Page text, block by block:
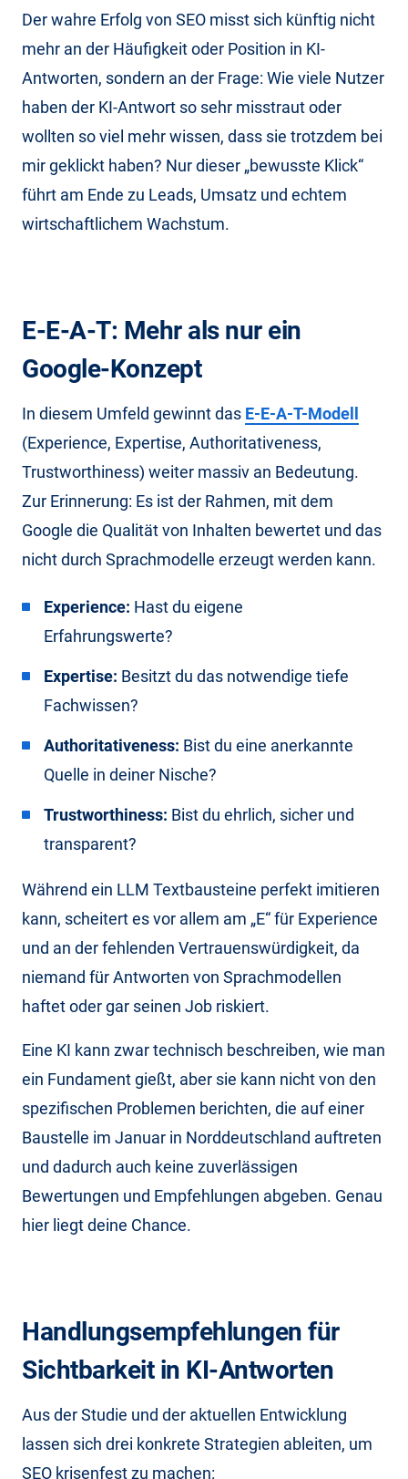
Der wahre Erfolg von SEO misst sich künftig nicht
mehr an der Häufigkeit oder Position in KI-
Antworten, sondern an der Frage: Wie viele Nutzer
haben der KI-Antwort so sehr misstraut oder
wollten so viel mehr wissen, dass sie trotzdem bei
mir geklickt haben? Nur dieser „bewusste Klick“
führt am Ende zu Leads, Umsatz und echtem
wirtschaftlichem Wachstum.
E-E-A-T: Mehr als nur ein
Google-Konzept
In diesem Umfeld gewinnt das E-E-A-T-Modell
(Experience, Expertise, Authoritativeness,
Trustworthiness) weiter massiv an Bedeutung.
Zur Erinnerung: Es ist der Rahmen, mit dem
Google die Qualität von Inhalten bewertet und das
nicht durch Sprachmodelle erzeugt werden kann.
Experience: Hast du eigene
Erfahrungswerte?
Expertise: Besitzt du das notwendige tiefe
Fachwissen?
Authoritativeness: Bist du eine anerkannte
Quelle in deiner Nische?
Trustworthiness: Bist du ehrlich, sicher und
transparent?
Während ein LLM Textbausteine perfekt imitieren
kann, scheitert es vor allem am „E“ für Experience
und an der fehlenden Vertrauenswürdigkeit, da
niemand für Antworten von Sprachmodellen
haftet oder gar seinen Job riskiert.
Eine KI kann zwar technisch beschreiben, wie man
ein Fundament gießt, aber sie kann nicht von den
spezifischen Problemen berichten, die auf einer
Baustelle im Januar in Norddeutschland auftreten
und dadurch auch keine zuverlässigen
Bewertungen und Empfehlungen abgeben. Genau
hier liegt deine Chance.
Handlungsempfehlungen für
Sichtbarkeit in KI-Antworten
Aus der Studie und der aktuellen Entwicklung
lassen sich drei konkrete Strategien ableiten, um
SEO krisenfest zu machen: